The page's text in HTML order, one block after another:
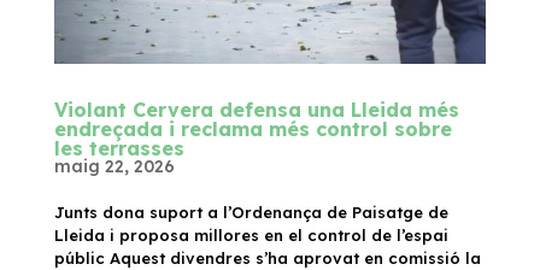
Violant Cervera defensa una Lleida més
endreçada i reclama més control sobre
les terrasses
maig 22, 2026
Junts dona suport a l’Ordenança de Paisatge de
Lleida i proposa millores en el control de l’espai
públic Aquest divendres s’ha aprovat en comissió la